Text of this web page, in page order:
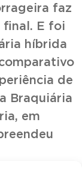
faz
E foi
híbrida
de
Braquiária
em